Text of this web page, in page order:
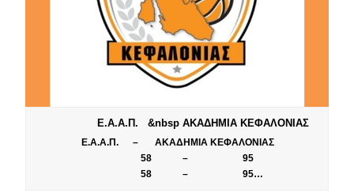
Ε.Α.Α.Π. &nbsp ΑΚΑΔΗΜΙΑ ΚΕΦΑΛΟΝΙΑΣ
Ε.Α.Α.Π. – ΑΚΑΔΗΜΙΑ ΚΕΦΑΛΟΝΙΑΣ
58 – 95
58 – 95…